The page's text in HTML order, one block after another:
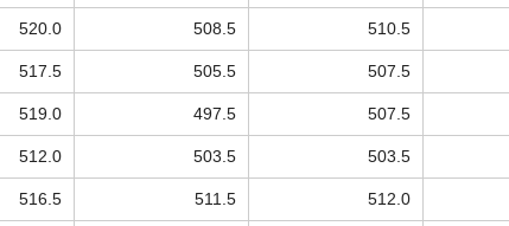
520.0 508.5 510.5
517.5 505.5 507.5
519.0 497.5 507.5
512.0 503.5 503.5
516.5 511.5 512.0